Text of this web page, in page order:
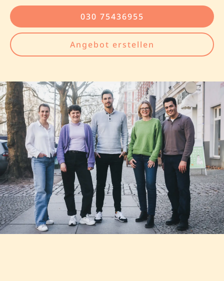
030 75436955
Angebot erstellen